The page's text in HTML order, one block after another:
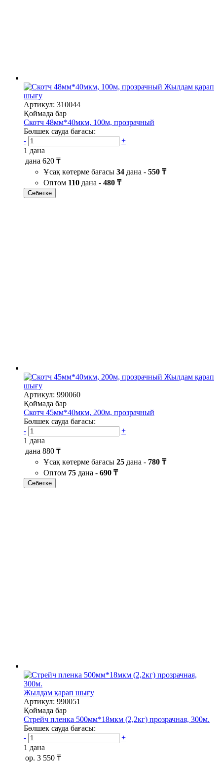
Жылдам қарап
шығу
Артикул: 310044
Қоймада бар
Скотч 48мм*40мкм, 100м, прозрачный
Бөлшек сауда бағасы:
-
+
1 дана
дана 620 ₸
Ұсақ көтерме бағасы 34 дана - 550 ₸
Оптом 110 дана - 480 ₸
Себетке
Жылдам қарап
шығу
Артикул: 990060
Қоймада бар
Скотч 45мм*40мкм, 200м, прозрачный
Бөлшек сауда бағасы:
-
+
1 дана
дана 880 ₸
Ұсақ көтерме бағасы 25 дана - 780 ₸
Оптом 75 дана - 690 ₸
Себетке
Жылдам қарап шығу
Артикул: 990051
Қоймада бар
Стрейч пленка 500мм*18мкм (2,2кг) прозрачная, 300м.
Бөлшек сауда бағасы:
-
+
1 дана
ор. 3 550 ₸